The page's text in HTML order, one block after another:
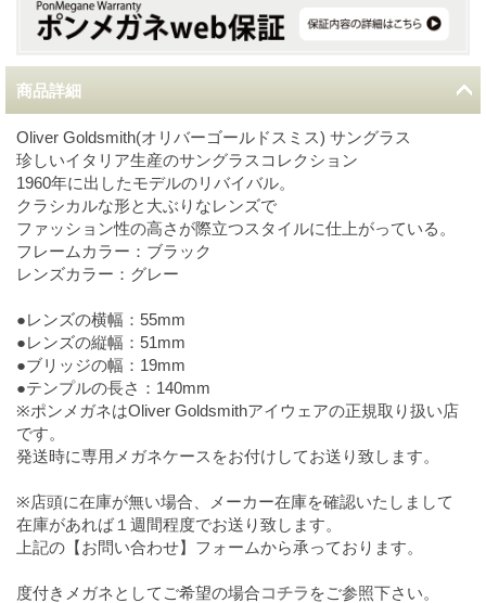
商品詳細
Oliver Goldsmith(オリバーゴールドスミス) サングラス
珍しいイタリア生産のサングラスコレクション
1960年に出したモデルのリバイバル。
クラシカルな形と大ぶりなレンズで
ファッション性の高さが際立つスタイルに仕上がっている。
フレームカラー：ブラック
レンズカラー：グレー
●レンズの横幅：55mm
●レンズの縦幅：51mm
●ブリッジの幅：19mm
●テンプルの長さ：140mm
※ポンメガネはOliver Goldsmithアイウェアの正規取り扱い店
です。
発送時に専用メガネケースをお付けしてお送り致します。
※店頭に在庫が無い場合、メーカー在庫を確認いたしまして
在庫があれば１週間程度でお送り致します。
上記の【お問い合わせ】フォームから承っております。
度付きメガネとしてご希望の場合コチラ をご参照下さい。